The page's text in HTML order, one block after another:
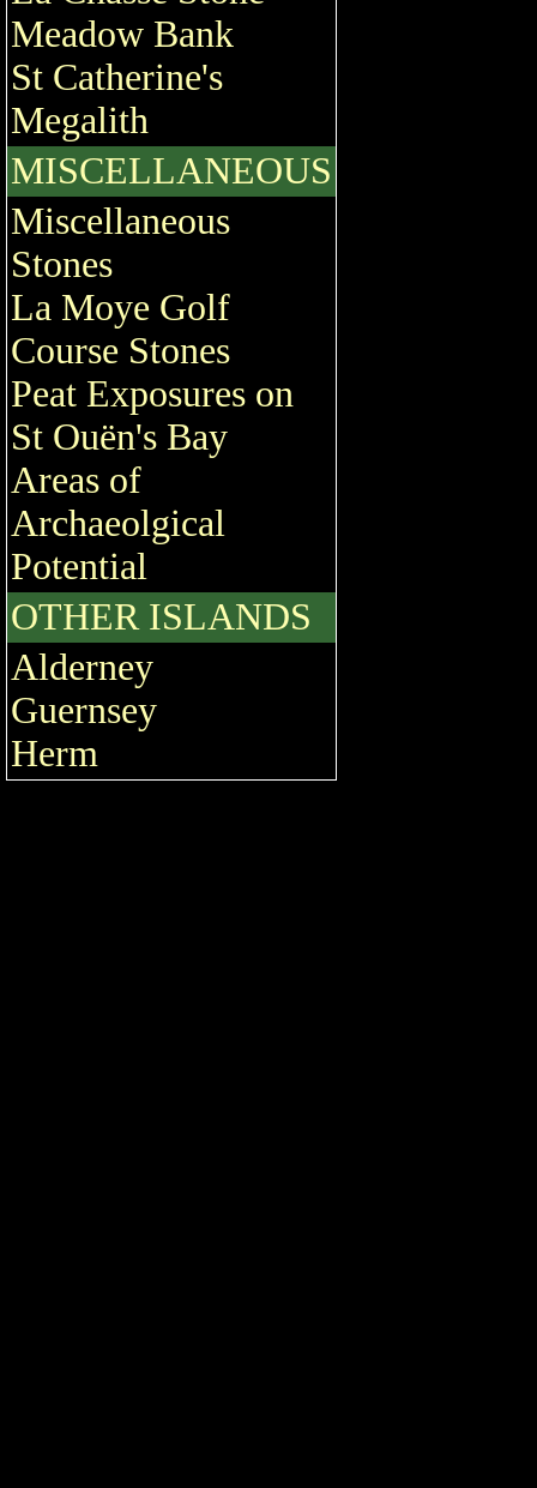
Meadow Bank
St Catherine's
Megalith
MISCELLANEOUS
Miscellaneous
Stones
La Moye Golf
Course Stones
Peat Exposures on
St Ouën's Bay
Areas of
Archaeolgical
Potential
OTHER ISLANDS
Alderney
Guernsey
Herm